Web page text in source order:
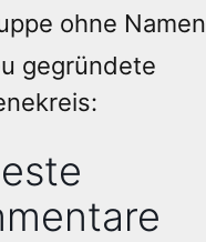
ohne Namen
gegründete